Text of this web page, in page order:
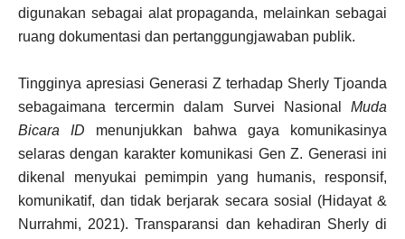
digunakan sebagai alat propaganda, melainkan sebagai
ruang dokumentasi dan pertanggungjawaban publik.
Tingginya apresiasi Generasi Z terhadap Sherly Tjoanda
sebagaimana tercermin dalam Survei Nasional Muda
Bicara ID menunjukkan bahwa gaya komunikasinya
selaras dengan karakter komunikasi Gen Z. Generasi ini
dikenal menyukai pemimpin yang humanis, responsif,
komunikatif, dan tidak berjarak secara sosial (Hidayat &
Nurrahmi, 2021). Transparansi dan kehadiran Sherly di